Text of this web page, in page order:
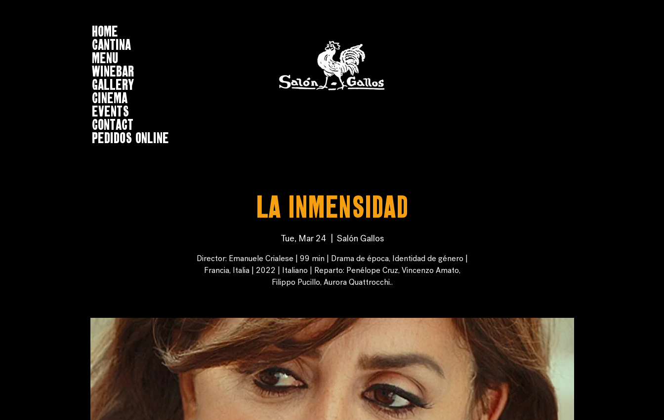
HOME
CANTINA
MENU
WINEBAR
GALLERY
CINEMA
EVENTS
CONTACT
Pedidos online
LA INMENSIDAD
Tue, Mar 24 Salón Gallos
Director: Emanuele Crialese | 99 min | Drama de época, Identidad de género |
Francia, Italia | 2022 | Italiano | Reparto: Penélope Cruz, Vincenzo Amato,
Filippo Pucillo, Aurora Quattrocchi..